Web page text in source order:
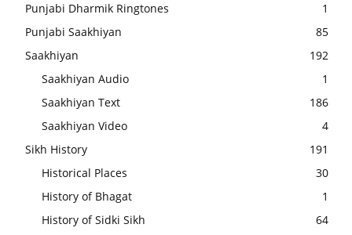
Punjabi Dharmik Ringtones
1
Punjabi Saakhiyan
85
Saakhiyan
192
Saakhiyan Audio
1
Saakhiyan Text
186
Saakhiyan Video
4
Sikh History
191
Historical Places
30
History of Bhagat
1
History of Sidki Sikh
64